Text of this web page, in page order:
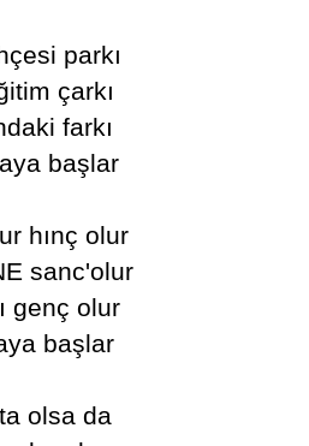
parkı
çarkı
farkı
başlar
hınç olur
sanc'olur
genç olur
başlar
olsa da